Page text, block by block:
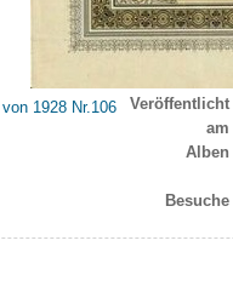
Veröffentlicht
am
Alben
Besuche